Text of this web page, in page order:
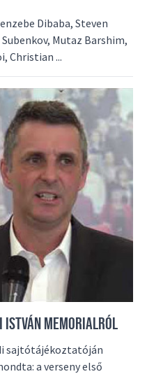
Dibaba, Steven
Mutaz Barshim,
Christian ...
MEMORIALRÓL
sajtótájékoztatóján
a verseny első